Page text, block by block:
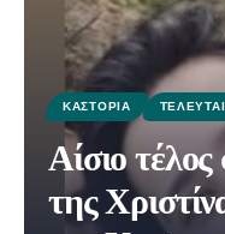
ΚΑΣΤΟΡΙΆ
Αίσιο
της